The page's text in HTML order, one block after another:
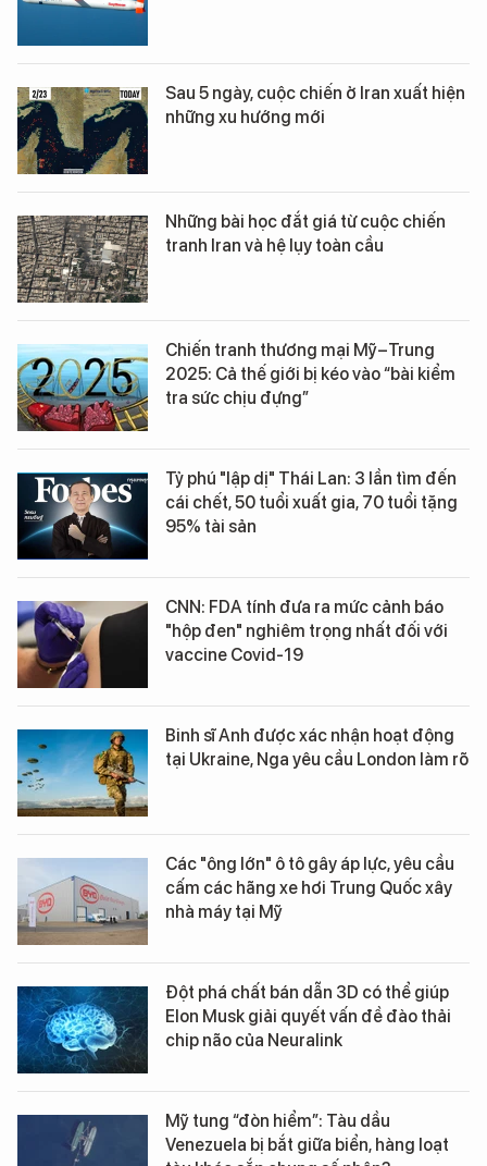
Sau 5 ngày, cuộc chiến ở Iran xuất hiện
những xu hướng mới
Những bài học đắt giá từ cuộc chiến
tranh Iran và hệ lụy toàn cầu
Chiến tranh thương mại Mỹ–Trung
2025: Cả thế giới bị kéo vào “bài kiểm
tra sức chịu đựng”
Tỷ phú "lập dị" Thái Lan: 3 lần tìm đến
cái chết, 50 tuổi xuất gia, 70 tuổi tặng
95% tài sản
CNN: FDA tính đưa ra mức cảnh báo
"hộp đen" nghiêm trọng nhất đối với
vaccine Covid-19
Binh sĩ Anh được xác nhận hoạt động
tại Ukraine, Nga yêu cầu London làm rõ
Các "ông lớn" ô tô gây áp lực, yêu cầu
cấm các hãng xe hơi Trung Quốc xây
nhà máy tại Mỹ
Đột phá chất bán dẫn 3D có thể giúp
Elon Musk giải quyết vấn đề đào thải
chip não của Neuralink
Mỹ tung “đòn hiểm”: Tàu dầu
Venezuela bị bắt giữa biển, hàng loạt